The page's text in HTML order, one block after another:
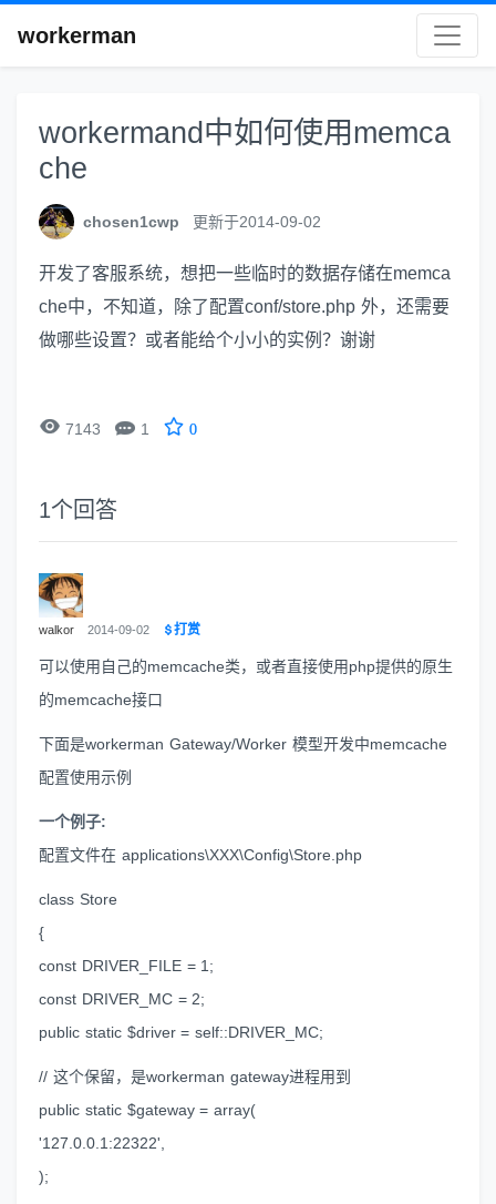
workerman
workermand中如何使用memca
che
chosen1cwp 更新于2014-09-02
开发了客服系统，想把一些临时的数据存储在memca
che中，不知道，除了配置conf/store.php 外，还需要
做哪些设置？或者能给个小小的实例？谢谢
 7143  1 0
1个回答
walkor 2014-09-02 打赏
可以使用自己的memcache类，或者直接使用php提供的原生
的memcache接口
下面是workerman Gateway/Worker 模型开发中memcache
配置使用示例
一个例子:
配置文件在 applications\XXX\Config\Store.php
class Store
{
const DRIVER_FILE = 1;
const DRIVER_MC = 2;
public static $driver = self::DRIVER_MC;
// 这个保留，是workerman gateway进程用到
public static $gateway = array(
'127.0.0.1:22322',
);